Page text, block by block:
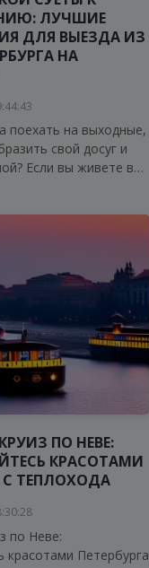
ЛУЧШИЕ
ДЛЯ ВЫЕЗДА ИЗ
НА
поехать на выходные,
свой досуг и
Если вы живете в
ПО НЕВЕ:
КРАСОТАМИ
С ТЕПЛОХОДА
по Неве:
красотами Петербурга